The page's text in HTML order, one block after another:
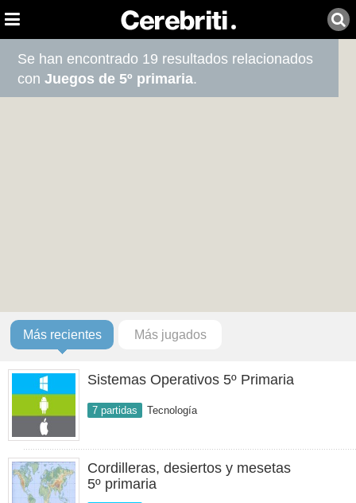
Se han encontrado 19 resultados relacionados
conJuegos de 5º primaria.
Más recientes Más jugados
Sistemas Operativos 5º Primaria
7 partidas Tecnología
Cordilleras, desiertos y mesetas
5º primaria